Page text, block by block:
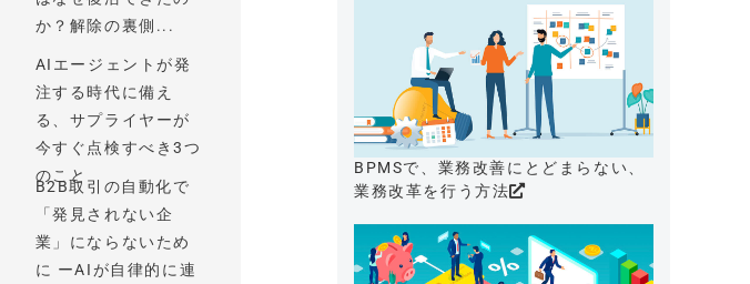
か？解除の裏側...
AIエージェントが発
注する時代に備え
る、サプライヤーが
今すぐ点検すべき3つ
のこと
B2B取引の自動化で
「発見されない企
業」にならないため
に ーAIが自律的に連
BPMSで、業務改善にとどまらない、
業務改革を行う方法